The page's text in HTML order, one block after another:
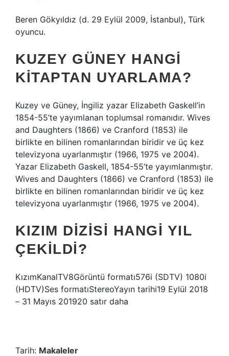
Beren Gökyıldız (d. 29 Eylül 2009, İstanbul), Türk
oyuncu.
KUZEY GÜNEY HANGI
KITAPTAN UYARLAMA?
Kuzey ve Güney, İngiliz yazar Elizabeth Gaskell’in
1854-55’te yayımlanan toplumsal romanıdır. Wives
and Daughters (1866) ve Cranford (1853) ile
birlikte en bilinen romanlarından biridir ve üç kez
televizyona uyarlanmıştır (1966, 1975 ve 2004).
Yazar Elizabeth Gaskell, 1854-55’te yayımlanmıştır.
Wives and Daughters (1866) ve Cranford (1853) ile
birlikte en bilinen romanlarından biridir ve üç kez
televizyona uyarlanmıştır (1966, 1975 ve 2004).
KIZIM DIZISI HANGI YIL
ÇEKILDI?
KızımKanalTV8Görüntü formatı576i (SDTV) 1080i
(HDTV)Ses formatıStereoYayın tarihi19 Eylül 2018
– 31 Mayıs 201920 satır daha
Tarih: Makaleler